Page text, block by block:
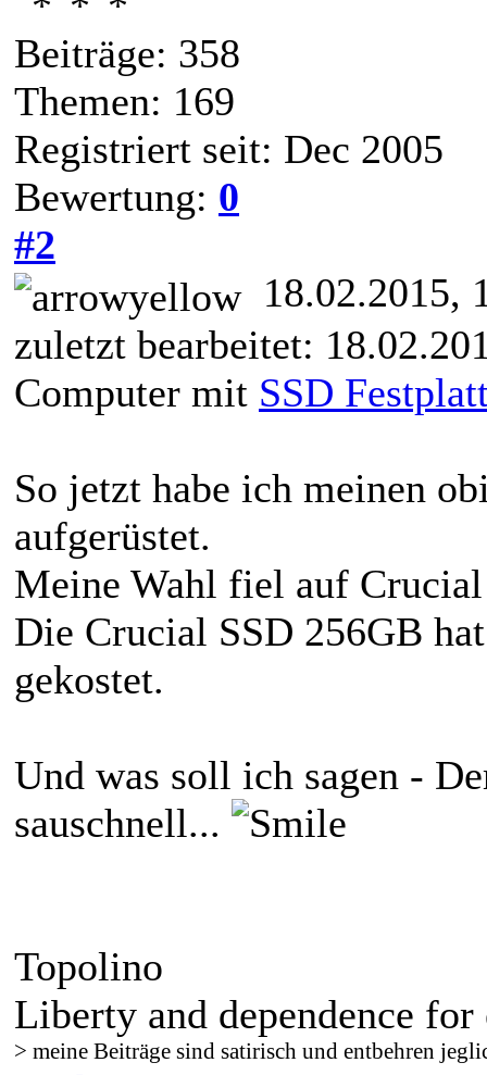
Beiträge: 358
Themen: 169
Registriert seit: Dec 2005
Bewertung: 0
#2
18.02.2015,
zuletzt bearbeitet:
Computer mit SSD
So jetzt habe ich meinen
aufgerüstet.
Meine Wahl fiel auf
Die Crucial SSD 256GB
gekostet.
Und was soll ich sagen -
sauschnell...
Topolino
Liberty and dependence for
> meine Beiträge sind satirisch und entbehren